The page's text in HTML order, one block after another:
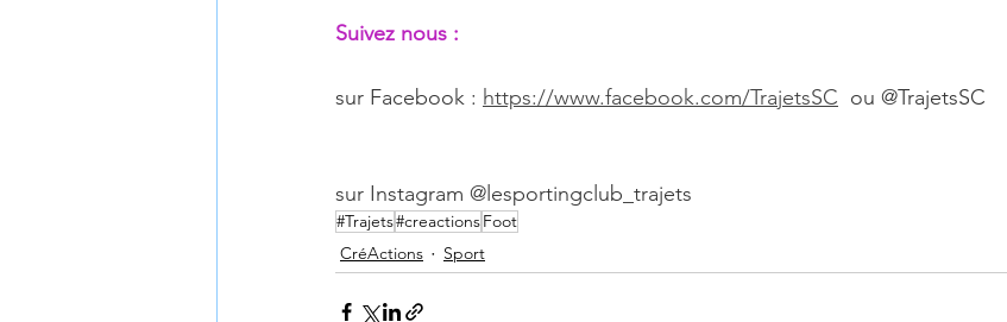
Suivez nous :
sur Facebook : https://www.facebook.com/TrajetsSC
  ou @TrajetsSC
sur Instagram @lesportingclub_trajets
#Trajets#creactionsFoot
CréActions
Sport